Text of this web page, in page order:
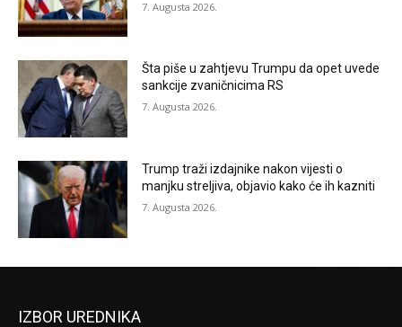
7. Augusta 2026.
Šta piše u zahtjevu Trumpu da opet uvede
sankcije zvaničnicima RS
7. Augusta 2026.
Trump traži izdajnike nakon vijesti o
manjku streljiva, objavio kako će ih kazniti
7. Augusta 2026.
IZBOR UREDNIKA